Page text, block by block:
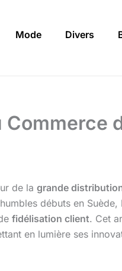
Mode Divers
de la grande
débuts en Suède,
fidélisation client. Cet
en lumière ses